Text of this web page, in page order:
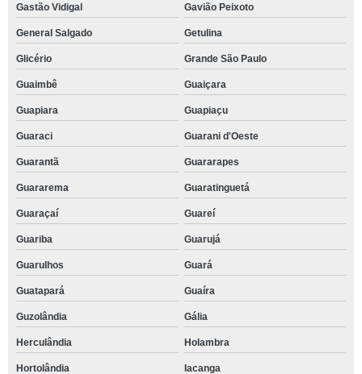
Gastão Vidigal Gavião Peixoto
General Salgado Getulina
Glicério Grande São Paulo
Guaimbê Guaiçara
Guapiara Guapiaçu
Guaraci Guarani d'Oeste
Guarantã Guararapes
Guararema Guaratinguetá
Guaraçaí Guareí
Guariba Guarujá
Guarulhos Guará
Guatapará Guaíra
Guzolândia Gália
Herculândia Holambra
Hortolândia Iacanga